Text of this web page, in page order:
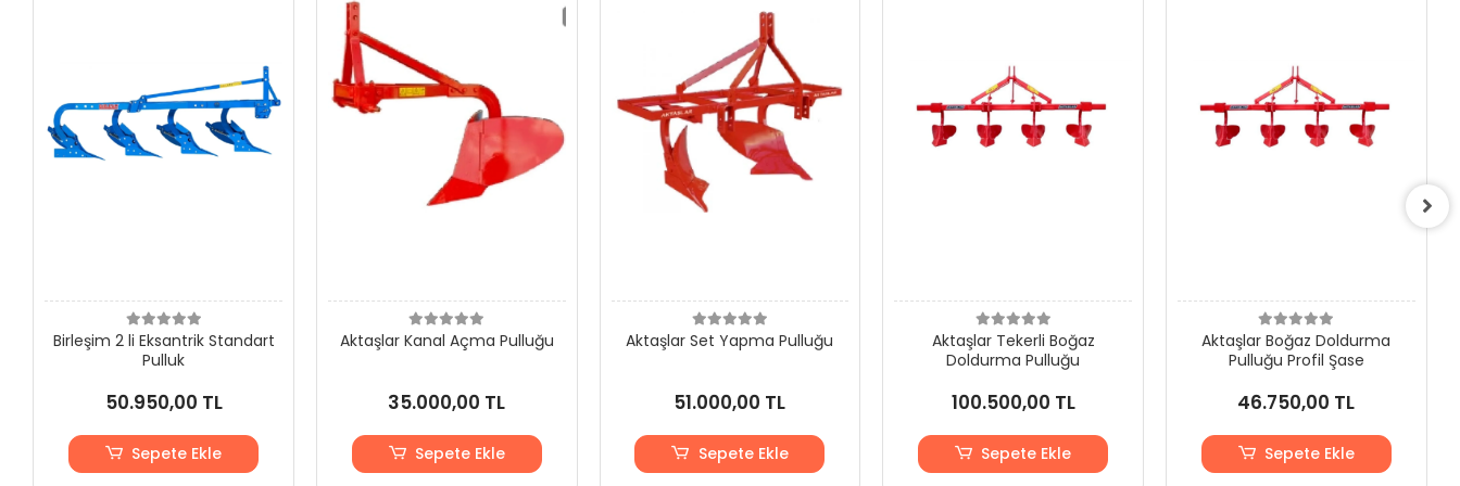
Birleşim 2 li Eksantrik Standart
Pulluk
50.950,00 TL
Sepete Ekle
Aktaşlar Kanal Açma Pulluğu
35.000,00 TL
Sepete Ekle
Aktaşlar Set Yapma Pulluğu
51.000,00 TL
Sepete Ekle
Aktaşlar Tekerli Boğaz
Doldurma Pulluğu
100.500,00 TL
Sepete Ekle
Aktaşlar Boğaz Doldurma
Pulluğu Profil Şase
46.750,00 TL
Sepete Ekle